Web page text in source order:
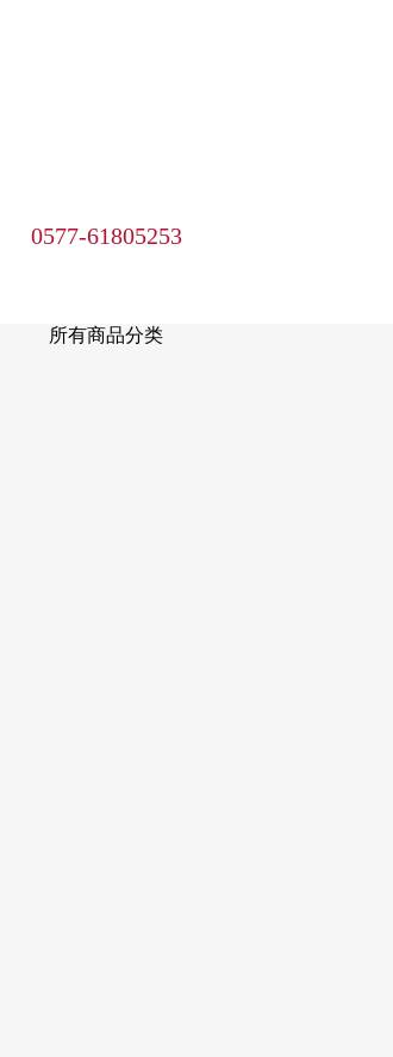
0577-61805253
所有商品分类